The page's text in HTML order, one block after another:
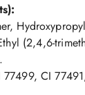
(2,4,6-
77499, CI